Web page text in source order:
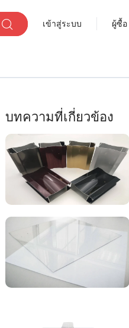
เข้าสู่ระบบ ผู้ซื้อ
บทความที่เกี่ยวข้อง